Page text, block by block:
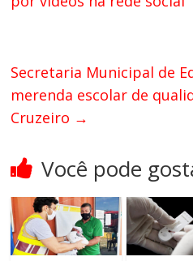
Secretaria Municipal de
merenda escolar de
Cruzeiro →
Você pode